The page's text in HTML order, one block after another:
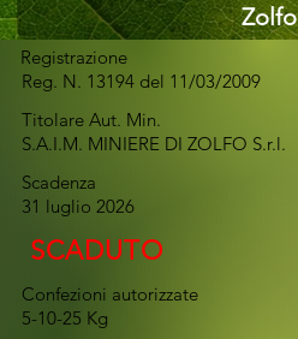
Zolfo
Registrazione
Reg. N. 13194 del 11/03/2009
Confezioni autorizzate
Titolare Aut. Min.
S.A.I.M. MINIERE DI ZOLFO S.r.l.
Scadenza
31 luglio 2026
SCADUTO
5-10-25 Kg